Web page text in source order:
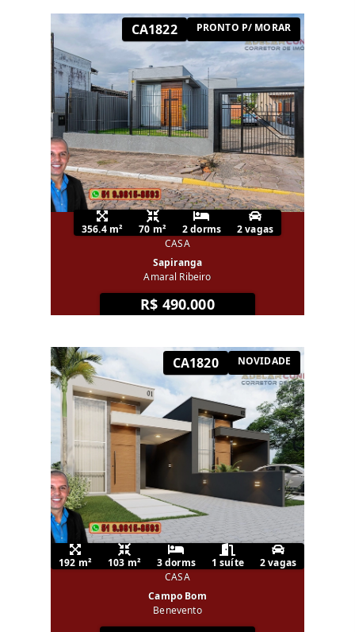
CA1822 PRONTO P/ MORAR
356.4 m² 70 m² 2 dorms
2 vagas
CASA
Sapiranga
Amaral Ribeiro
R$ 490.000
CA1820 NOVIDADE
192 m² 103 m² 3 dorms 1 suíte
2 vagas
CASA
Campo Bom
Benevento